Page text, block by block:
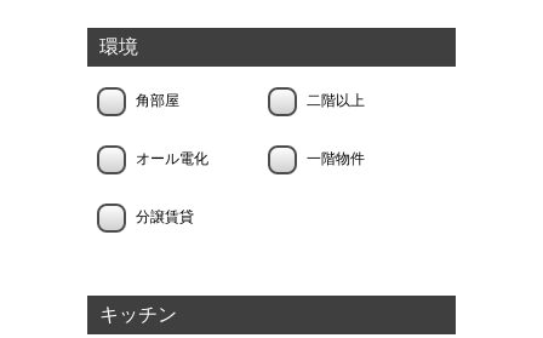
環境
角部屋 二階以上
オール電化 一階物件
分譲賃貸
キッチン